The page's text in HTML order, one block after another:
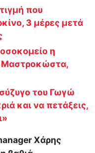
που
3 μέρες μετά
η
Μαστροκώστα,
του Γωγώ
και να πετάξεις,
Χάρης